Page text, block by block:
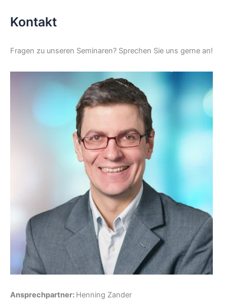
Kontakt
Fragen zu unseren Seminaren? Sprechen Sie uns gerne an!
Ansprechpartner: Henning Zander